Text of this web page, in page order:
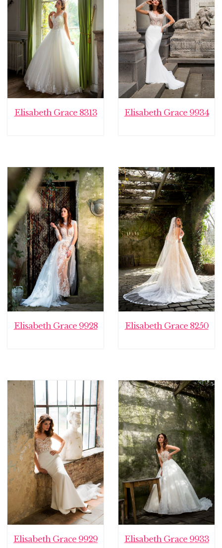
Elisabeth Grace 8313 Elisabeth Grace 9934
Elisabeth Grace 9928 Elisabeth Grace 8250
Elisabeth Grace 9929 Elisabeth Grace 9933